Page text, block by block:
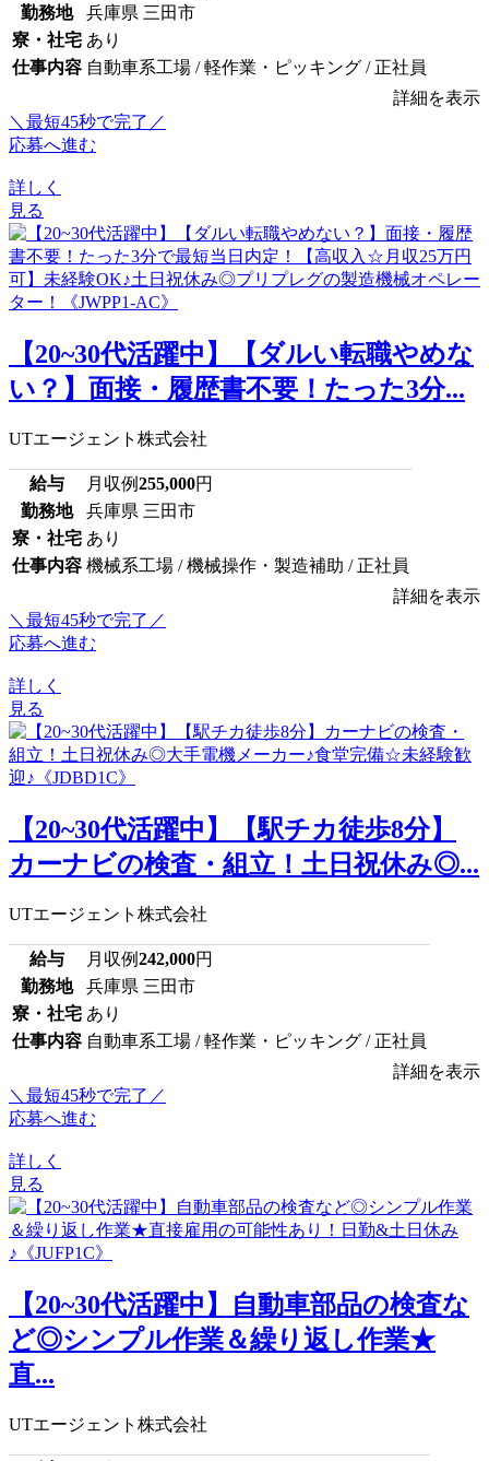
勤務地
兵庫県 三田市
寮・社宅 あり
仕事内容 自動車系工場 / 軽作業・ピッキング / 正社員
詳細を表示
＼最短45秒で完了／
応募へ進む
詳しく
見る
【20~30代活躍中】【ダルい転職やめな
い？】面接・履歴書不要！たった3分...
UTエージェント株式会社
給与 月収例255,000円
勤務地
兵庫県 三田市
寮・社宅 あり
仕事内容 機械系工場 / 機械操作・製造補助 / 正社員
詳細を表示
＼最短45秒で完了／
応募へ進む
詳しく
見る
【20~30代活躍中】【駅チカ徒歩8分】
カーナビの検査・組立！土日祝休み◎...
UTエージェント株式会社
給与 月収例242,000円
勤務地
兵庫県 三田市
寮・社宅 あり
仕事内容 自動車系工場 / 軽作業・ピッキング / 正社員
詳細を表示
＼最短45秒で完了／
応募へ進む
詳しく
見る
【20~30代活躍中】自動車部品の検査な
ど◎シンプル作業＆繰り返し作業★
直...
UTエージェント株式会社